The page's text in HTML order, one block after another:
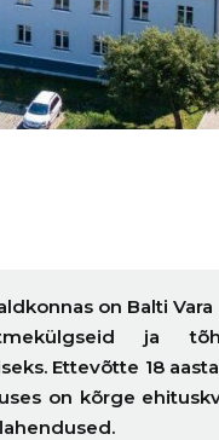
on Balti Vara
ja
Ettevõtte 18
on kõrge